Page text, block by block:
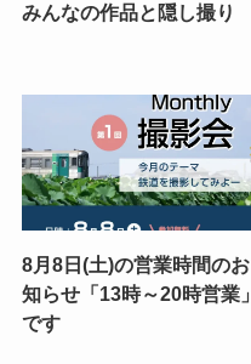
みんなの作品と隠し撮り
8月8日(土)の営業時間のお
知らせ「13時～20時営業」
です